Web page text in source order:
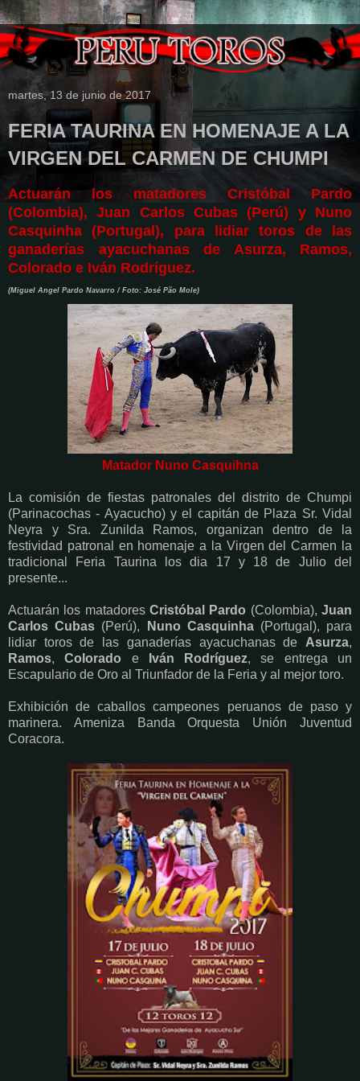
martes, 13 de junio de 2017
FERIA TAURINA EN HOMENAJE A LA
VIRGEN DEL CARMEN DE CHUMPI
Actuarán los matadores Cristóbal Pardo
(Colombia), Juan Carlos Cubas (Perú) y Nuno
Casquinha (Portugal), para lidiar toros de las
ganaderías ayacuchanas de Asurza, Ramos,
Colorado e Iván Rodríguez.
(Miguel Angel Pardo Navarro / Foto: José Pão Mole)
Matador Nuno Casquihna
La comisión de fiestas patronales del distrito de Chumpi
(Parinacochas - Ayacucho) y el capitán de Plaza Sr. Vidal
Neyra y Sra. Zunilda Ramos, organizan dentro de la
festividad patronal en homenaje a la Virgen del Carmen la
tradicional Feria Taurina los dia 17 y 18 de Julio del
presente...
Actuarán los matadores Cristóbal Pardo (Colombia),Juan
Carlos Cubas (Perú), Nuno Casquinha(Portugal), para
lidiar toros de las ganaderías ayacuchanas de Asurza,
Ramos,Colorado e Iván Rodríguez, se entrega un
Escapulario de Oro al Triunfador de la Feria y al mejor toro.
Exhibición de caballos campeones peruanos de paso y
marinera. Ameniza Banda Orquesta Unión Juventud
Coracora.